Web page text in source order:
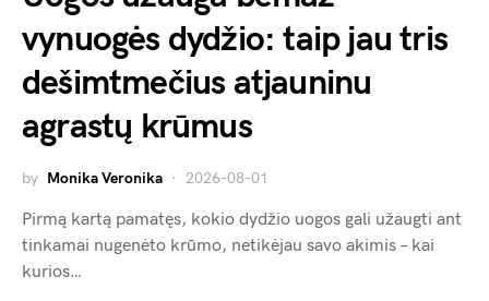
vynuogės dydžio: taip jau tris
dešimtmečius atjauninu
agrastų krūmus
by Monika Veronika 2026-08-01
Pirmą kartą pamatęs, kokio dydžio uogos gali užaugti ant
tinkamai nugenėto krūmo, netikėjau savo akimis – kai
kurios…